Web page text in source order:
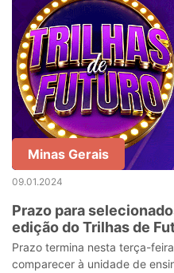
Minas Gerais
09.01.2024
Prazo para
edição do Trilhas de
terça-feira (09)
Prazo termina nesta terça-
comparecer à unidade de